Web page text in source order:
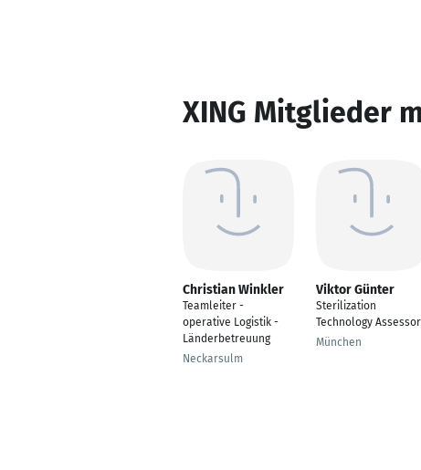
XING Mitglieder
Christian Winkler
Teamleiter -
operative Logistik -
Länderbetreuung
Neckarsulm
Viktor Günter
Sterilization
Technology Assessor
München